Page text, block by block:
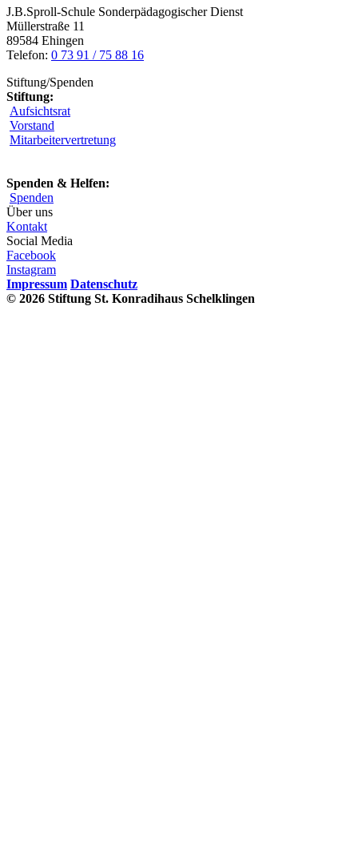
J.B.Sproll-Schule Sonderpädagogischer Dienst
Müllerstraße 11
89584 Ehingen
Telefon: 0 73 91 / 75 88 16
Stiftung/Spenden
Stiftung:
Aufsichtsrat
Vorstand
Mitarbeitervertretung
Spenden & Helfen:
Spenden
Über uns
Kontakt
Social Media
Facebook
Instagram
Impressum Datenschutz
© 2026 Stiftung St. Konradihaus Schelklingen